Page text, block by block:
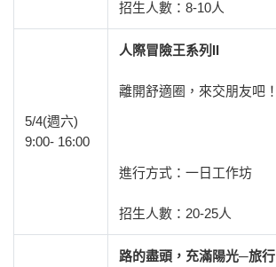
招生人數：8-10人
5/4(週六)
9:00- 16:00
人際冒險王系列II
離開舒適圈，來交朋友吧！
進行方式：一日工作坊
招生人數：20-25人
路的盡頭，充滿陽光─旅行